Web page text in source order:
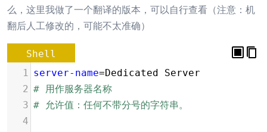
么，这里我做了一个翻译的版本，可以自行查看（注意：机
翻后人工修改的，可能不太准确）
Shell
1
server-name=Dedicated Server
2 # 用作服务器名称
3 # 允许值：任何不带分号的字符串。
4